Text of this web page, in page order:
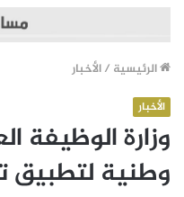
الرئيسية /الأخبار
الأخبار
وزارة الوظيفة
وطنية لتطبيق